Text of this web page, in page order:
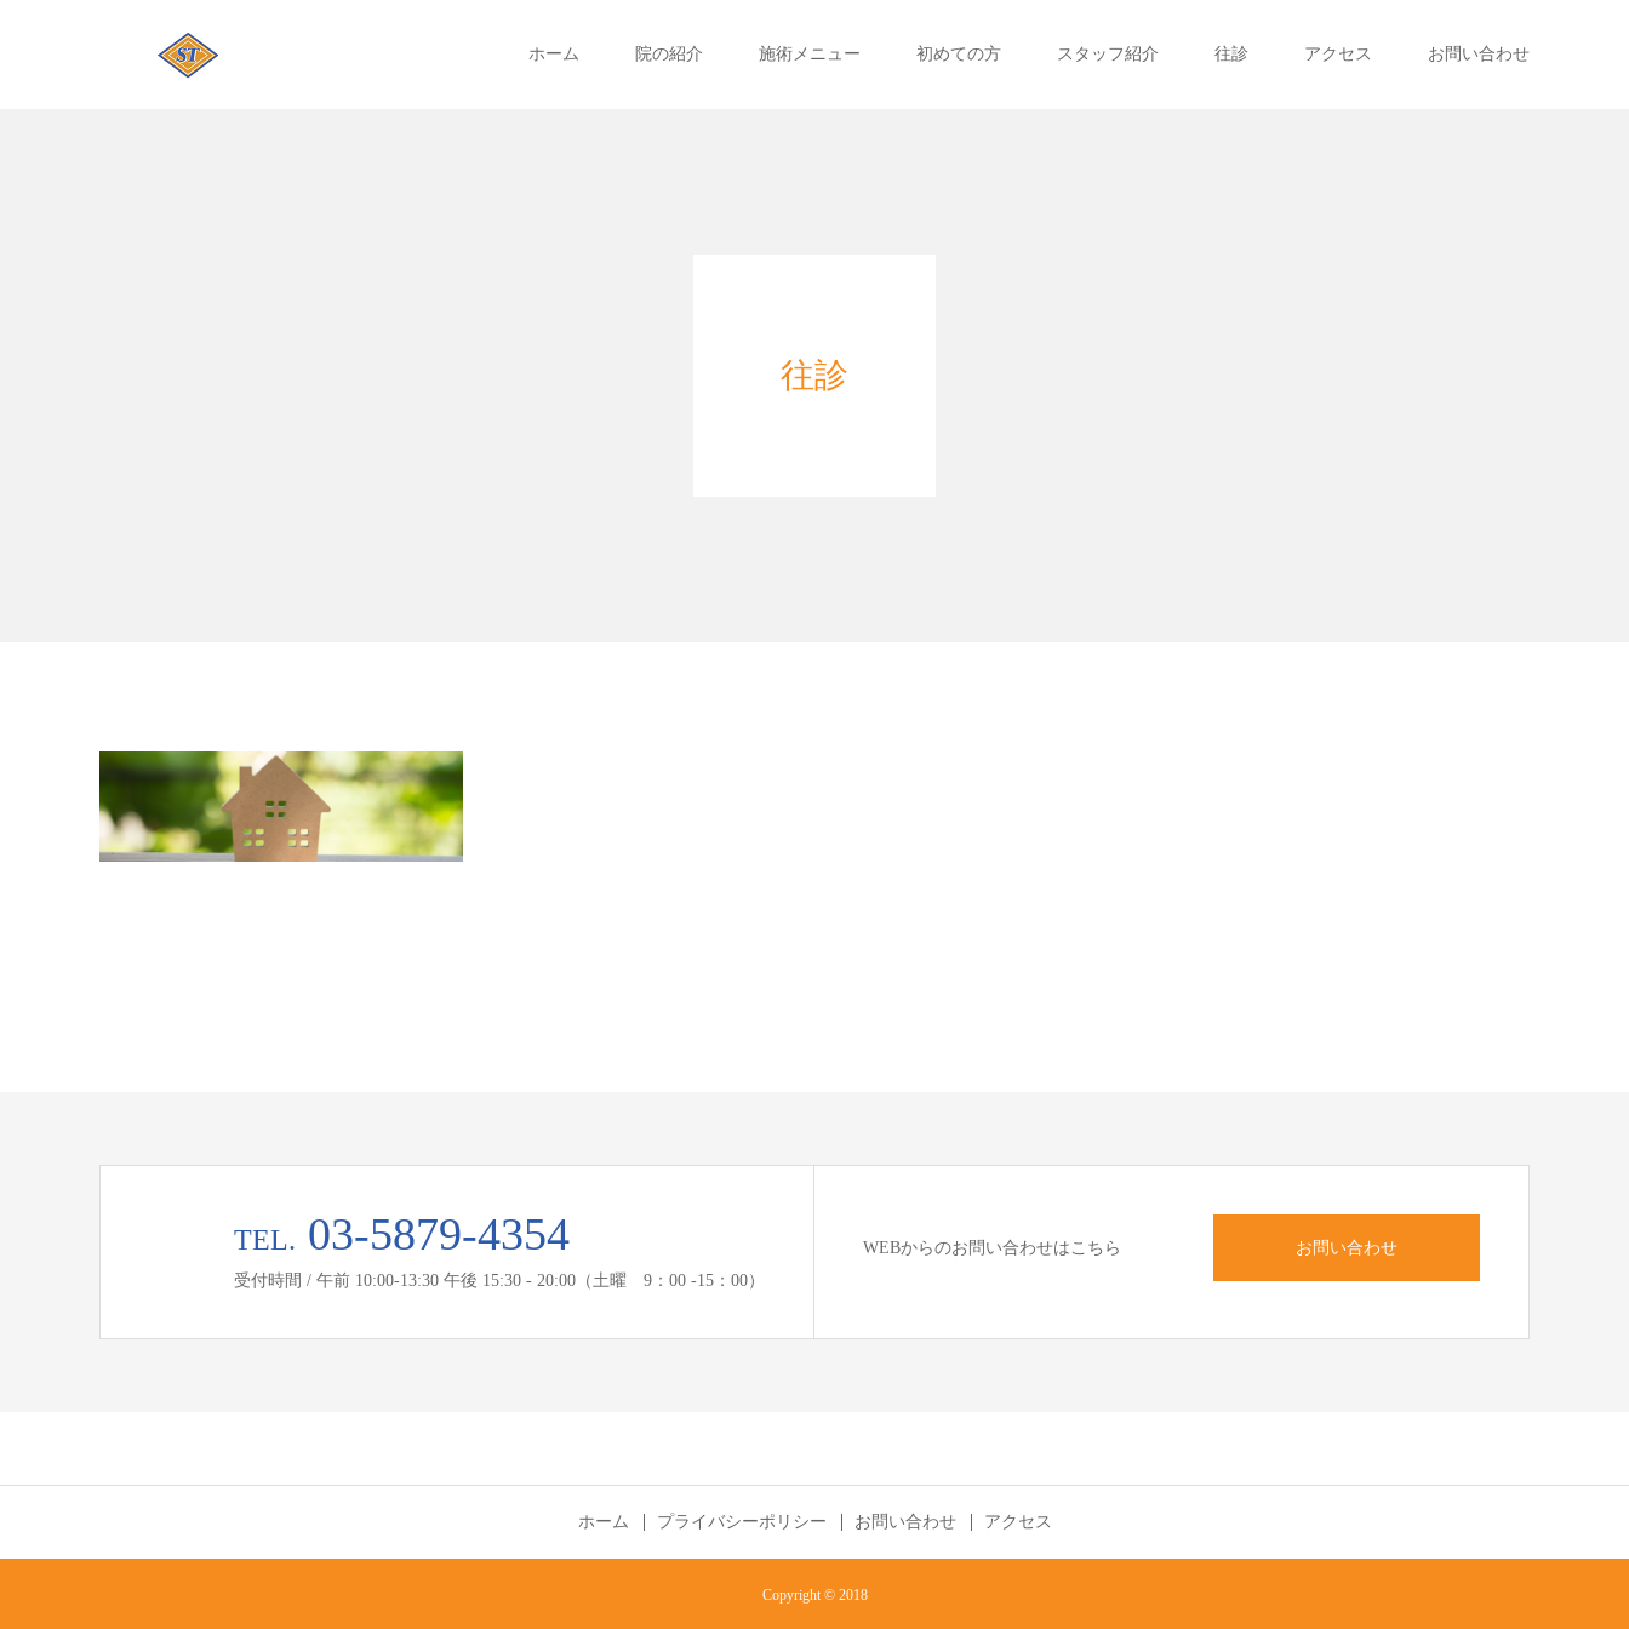
ホーム 院の紹介 施術メニュー 初めての方 スタッフ紹介 往診 アクセス お問い合わせ
往診
TEL. 03-5879-4354
受付時間 / 午前 10:00-13:30 午後 15:30 - 20:00（土曜 9：00 -15：00）
WEBからのお問い合わせはこちら お問い合わせ
ホーム プライバシーポリシー お問い合わせ アクセス
Copyright © 2018